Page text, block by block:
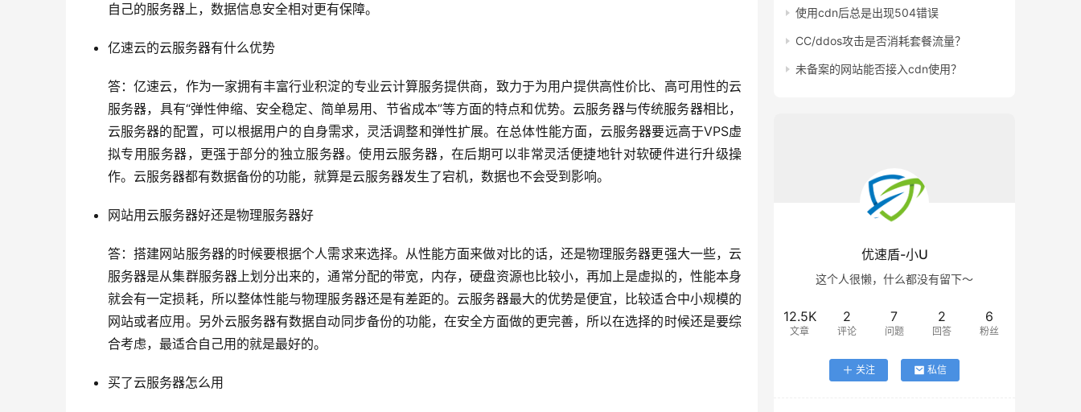
自己的服务器上，数据信息安全相对更有保障。
亿速云的云服务器有什么优势
答：亿速云，作为一家拥有丰富行业积淀的专业云计算服务提供商，致力于为用户提供高性价比、高可用性的云
服务器，具有“弹性伸缩、安全稳定、简单易用、节省成本”等方面的特点和优势。云服务器与传统服务器相比，
云服务器的配置，可以根据用户的自身需求，灵活调整和弹性扩展。在总体性能方面，云服务器要远高于VPS虚
拟专用服务器，更强于部分的独立服务器。使用云服务器，在后期可以非常灵活便捷地针对软硬件进行升级操
作。云服务器都有数据备份的功能，就算是云服务器发生了宕机，数据也不会受到影响。
网站用云服务器好还是物理服务器好
答：搭建网站服务器的时候要根据个人需求来选择。从性能方面来做对比的话，还是物理服务器更强大一些，云
服务器是从集群服务器上划分出来的，通常分配的带宽，内存，硬盘资源也比较小，再加上是虚拟的，性能本身
就会有一定损耗，所以整体性能与物理服务器还是有差距的。云服务器最大的优势是便宜，比较适合中小规模的
网站或者应用。另外云服务器有数据自动同步备份的功能，在安全方面做的更完善，所以在选择的时候还是要综
合考虑，最适合自己用的就是最好的。
买了云服务器怎么用
使用cdn后总是出现504错误
CC/ddos攻击是否消耗套餐流量？
未备案的网站能否接入cdn使用？
优速盾-小U
这个人很懒，什么都没有留下～
12.5K
文章
2
评论
7
问题
2
回答
6
粉丝
关注 私信